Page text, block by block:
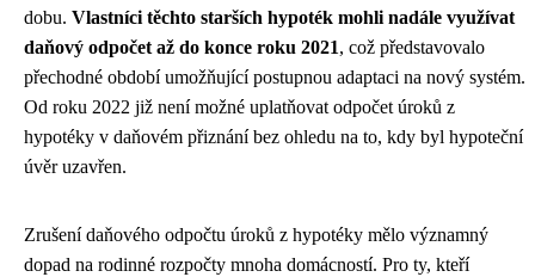
dobu. Vlastníci těchto starších hypoték mohli nadále využívat
daňový odpočet až do konce roku 2021, což představovalo
přechodné období umožňující postupnou adaptaci na nový systém.
Od roku 2022 již není možné uplatňovat odpočet úroků z
hypotéky v daňovém přiznání bez ohledu na to, kdy byl hypoteční
úvěr uzavřen.
Zrušení daňového odpočtu úroků z hypotéky mělo významný
dopad na rodinné rozpočty mnoha domácností. Pro ty, kteří